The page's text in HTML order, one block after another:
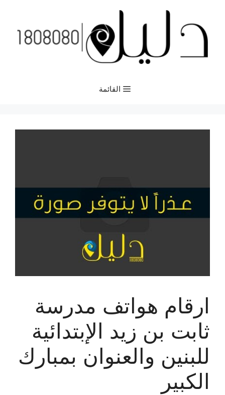
المحتوى
القائمة
ارقام هواتف مدرسة
ثابت بن زيد الإبتدائية
للبنين والعنوان بمبارك
الكبير